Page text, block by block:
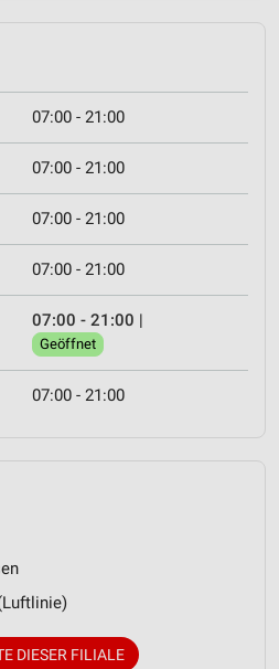
07:00 - 21:00
07:00 - 21:00
07:00 - 21:00
07:00 - 21:00
07:00 - 21:00 |
Geöffnet
07:00 - 21:00
DIESER FILIALE